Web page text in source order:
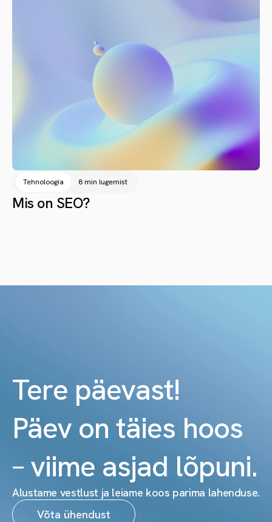
Tehnoloogia 8 min lugemist
Mis on SEO?
Tere päevast!
Päev on täies hoos
– viime asjad lõpuni.
Alustame vestlust ja leiame koos parima lahenduse.
Võta ühendust